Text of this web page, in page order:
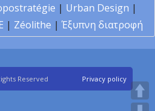
| Urban Design |
| Zéolithe | Έξυπνη διατροφή
Reserved Privacy policy